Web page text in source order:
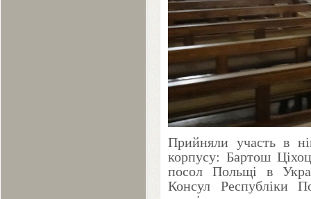
Прийняли участь в
корпусу: Бартош
посол Польщі в
Консул Республіки